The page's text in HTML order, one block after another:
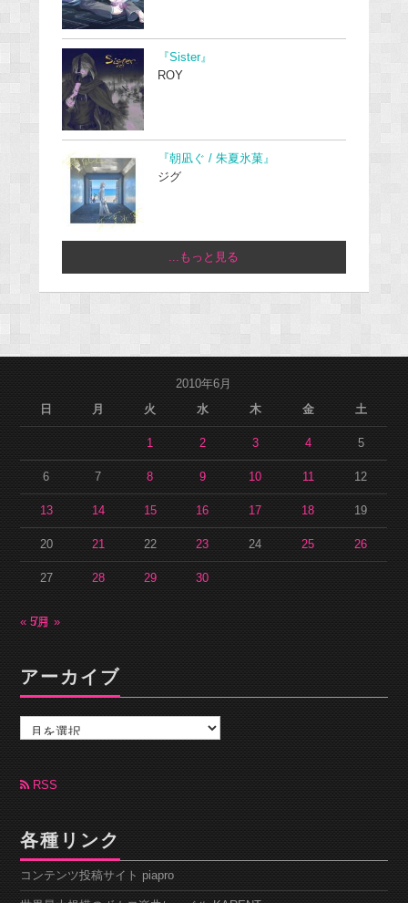
『Sister』
ROY
『朝凪ぐ / 朱夏氷菓』
ジグ
...もっと見る
2010年6月
日
月 火 水 木 金 土
1 2 3 4 5
6 7 8 9 10 11 12
13 14 15 16 17 18 19
20 21 22 23 24 25 26
27 28 29 30
« 5月7月 »
アーカイブ
カ
ブ RSS
各種リンク
コンテンツ投稿サイト piapro